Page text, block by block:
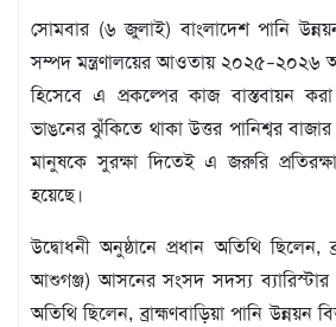
শিল্প
সাহিত্য
আইন
আদালত
অর্থনীতি
স্বাস্থ্য
লাইফস্টাইল
ফটো
সোমবার (৬ জুলাই) বাংলাদেশ পানি
সম্পদ মন্ত্রণালয়ের আওতায় ২০২৫–২০২৬
হিসেবে এ প্রকল্পের কাজ বাস্তবায়ন করা
ভাঙনের ঝুঁকিতে থাকা উত্তর পানিশ্বর
মানুষকে সুরক্ষা দিতেই এ জরুরি
হয়েছে।
উদ্বোধনী অনুষ্ঠানে প্রধান অতিথি ছিলেন,
আশুগঞ্জ) আসনের সংসদ সদস্য ব্যারিস্টার
অতিথি ছিলেন, ব্রাহ্মণবাড়িয়া পানি উন্নয়ন